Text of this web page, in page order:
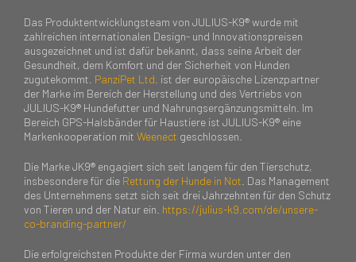
Das Produktentwicklungsteam von JULIUS-K9® wurde mit
zahlreichen internationalen Design- und Innovationspreisen
ausgezeichnet und ist dafür bekannt, dass seine Arbeit der
Gesundheit, dem Komfort und der Sicherheit von Hunden
zugutekommt. PanziPet Ltd . ist der europäische Lizenzpartner
der Marke im Bereich der Herstellung und des Vertriebs von
JULIUS-K9® Hundefutter und Nahrungsergänzungsmitteln. Im
Bereich GPS-Halsbänder für Haustiere ist JULIUS-K9® eine
Markenkooperation mit Weenect geschlossen.
Die Marke JK9® engagiert sich seit langem für den Tierschutz,
insbesondere für die Rettung der Hunde in Not . Das Management
des Unternehmens setzt sich seit drei Jahrzehnten für den Schutz
von Tieren und der Natur ein. https://julius-k9.com/de/unsere-
co-branding-partner/
Die erfolgreichsten Produkte der Firma wurden unter den